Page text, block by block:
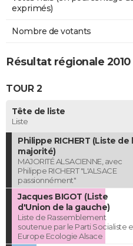
exprimés)
Nombre de votants
Résultat régionale
TOUR 2
Tête de liste
Liste
Philippe RICHERT (Liste de
majorité)
MAJORITÉ ALSACIENNE, avec
Philippe RICHERT "L'ALSACE
passionnément"
Jacques BIGOT (Liste
d'Union de la gauche)
Liste de Rassemblement
soutenue par le Parti Socialiste
Europe Ecologie Alsace